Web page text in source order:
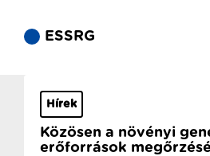
ESSRG
Hírek
Közösen a növényi
erőforrások